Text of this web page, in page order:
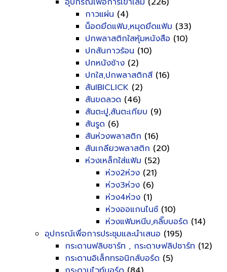
กาวแผ่น (4)
น็อดยึดแฟ้ม,หมุดยึดแฟ้ม (33)
ปกพลาสติกใสหุ้มหนังสือ (10)
ปกสันกาวร้อน (10)
ปกหนังช้าง (2)
ปกใส,ปกพลาสติกสี (16)
สันIBICLICK (2)
สันขดลวด (46)
สันตะปู,สันตะเกียบ (9)
สันรูด (6)
สันห่วงพลาสติก (16)
สันเกลียวพลาสติก (20)
ห่วงเหล็กใส่แฟ้ม (52)
ห่วง2ห่วง (21)
ห่วง3ห่วง (6)
ห่วง4ห่วง (1)
ห่วงออแกนไนซ์ (10)
ห่วงแฟ้มหนีบ,คลิ๊บบอร์ด (14)
อุปกรณ์เพื่อการประชุมและนำเสนอ (195)
กระดานฟลิบชาร์ท , กระดาษฟลิปชาร์ท (12)
กระดานอิเล็กทรอนิกส์บอร์ด (5)